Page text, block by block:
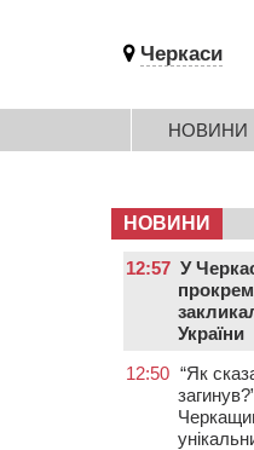
Черкаси
НОВИНИ
НОВИНИ
12:57 У
України
12:50 “Як